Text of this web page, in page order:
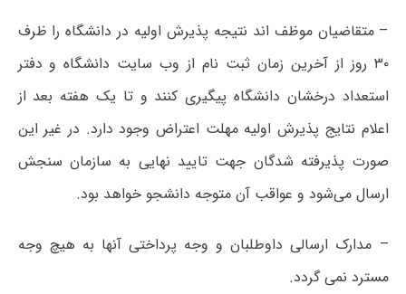
– متقاضیان موظف اند نتیجه پذیرش اولیه در دانشگاه را ظرف
۳۰ روز از آخرین زمان ثبت نام از وب سایت دانشگاه و دفتر
استعداد درخشان دانشگاه پیگیری کنند و تا یک هفته بعد از
اعلام نتایج پذیرش اولیه مهلت اعتراض وجود دارد. در غیر این
صورت پذیرفته شدگان جهت تایید نهایی به سازمان سنجش
ارسال می‌شود و عواقب آن متوجه دانشجو خواهد بود.
– مدارک ارسالی داوطلبان و وجه پرداختی آنها به هیچ وجه
مسترد نمی گردد.